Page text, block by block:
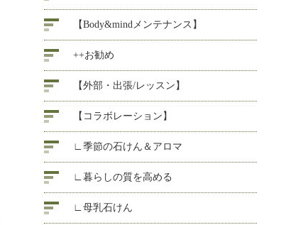
【Body&mindメンテナンス】
++お勧め
【外部・出張/レッスン】
【コラボレーション】
∟季節の石けん＆アロマ
∟暮らしの質を高める
∟母乳石けん